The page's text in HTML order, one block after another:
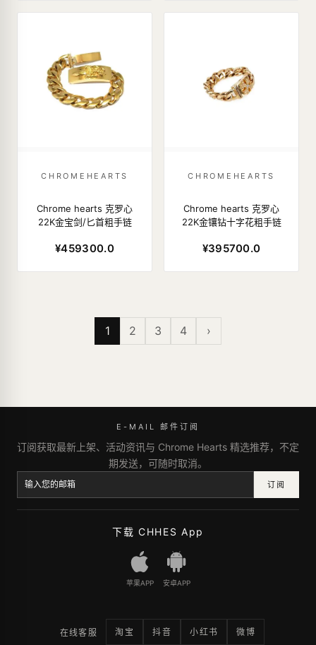
CHROMEHEARTS
Chrome hearts 克罗心
22K金宝剑/匕首粗手链
¥459300.0
CHROMEHEARTS
Chrome hearts 克罗心
22K金镶钻十字花粗手链
¥395700.0
1 2 3 4 ›
E-MAIL 邮件订阅
订阅获取最新上架、活动资讯与 Chrome Hearts 精选推荐，不定
期发送，可随时取消。
订阅
下载 CHHES App
苹果APP 安卓APP
在线客服 淘宝 抖音 小红书 微博